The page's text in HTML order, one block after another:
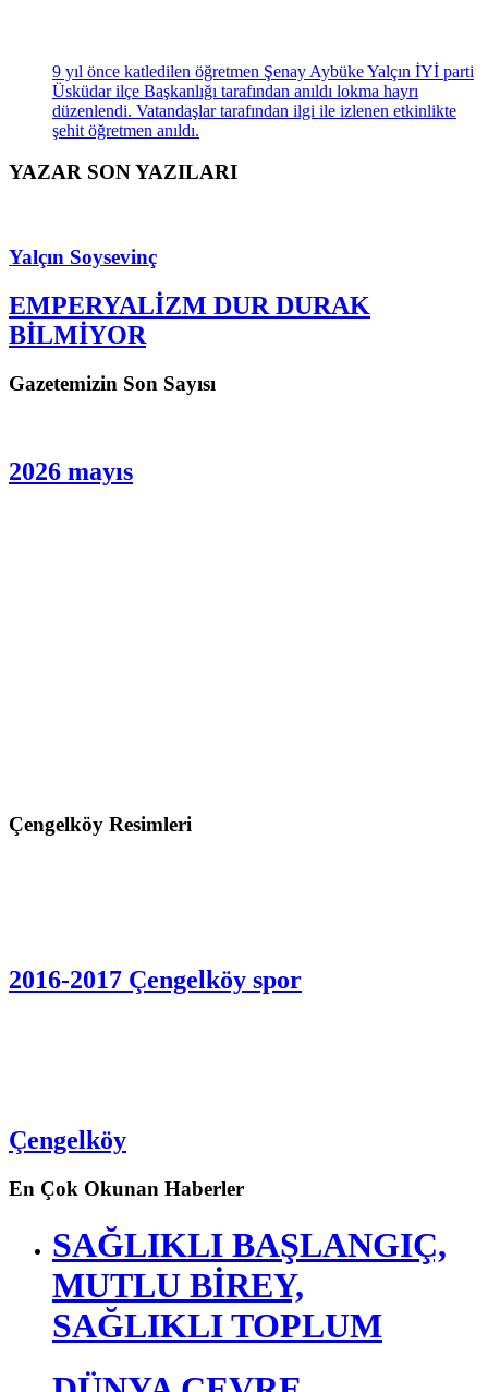
9 yıl önce katledilen öğretmen Şenay Aybüke Yalçın İYİ parti
Üsküdar ilçe Başkanlığı tarafından anıldı lokma hayrı
düzenlendi. Vatandaşlar tarafından ilgi ile izlenen etkinlikte
EMPERYALİZM DUR DURAK
BİLMİYOR
SAĞLIKLI BAŞLANGIÇ,
MUTLU BİREY,
SAĞLIKLI TOPLUM